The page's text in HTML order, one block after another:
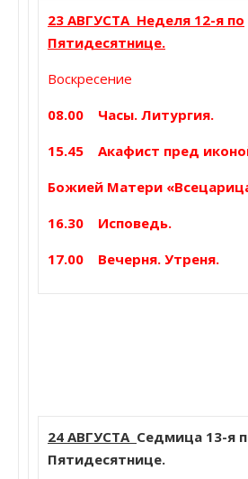
23 АВГУСТА Неделя 12-я по
Пятидесятнице.
Воскресение
08.00 Часы. Литургия.
15.45 Акафист пред
Божией Матери
16.30 Исповедь.
17.00 Вечерня. Утреня.
24 АВГУСТА Седмица 13-я
Пятидесятнице.